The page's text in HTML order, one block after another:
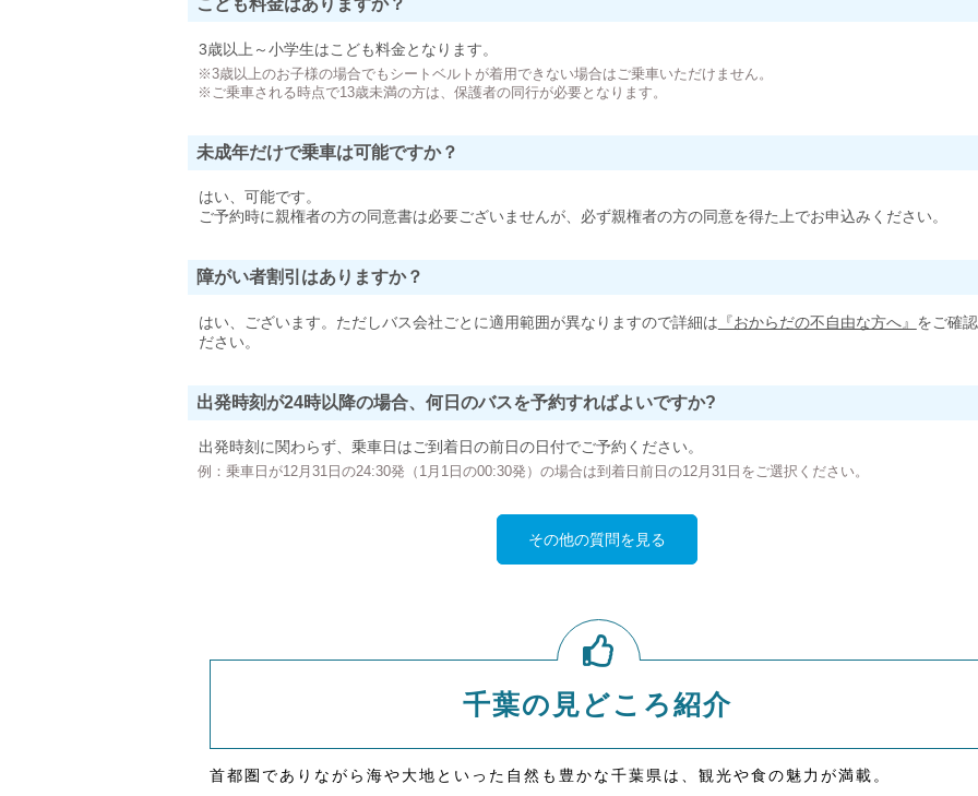
3歳以上～小学生はこども料金となります。
※3歳以上のお子様の場合でもシートベルトが着用できない場合はご乗車いただけません。
※ご乗車される時点で13歳未満の方は、保護者の同行が必要となります。
未成年だけで乗車は可能ですか？
はい、可能です。
ご予約時に親権者の方の同意書は必要ございませんが、必ず親権者の方の同意を得た上でお申込みください。
障がい者割引はありますか？
はい、ございます。ただしバス会社ごとに適用範囲が異なりますので詳細は 『おからだの不自由な方へ』 をご確
ださい。
出発時刻が24時以降の場合、何日のバスを予約すればよいですか?
出発時刻に関わらず、乗車日はご到着日の前日の日付でご予約ください。
例：乗車日が12月31日の24:30発（1月1日の00:30発）の場合は到着日前日の12月31日をご選択ください。
その他の質問を見る
千葉の見どころ紹介
首都圏でありながら海や大地といった自然も豊かな千葉県は、観光や食の魅力が満載。